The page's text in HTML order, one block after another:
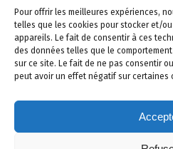
Pour offrir les meilleures expériences,
telles que les cookies pour stocker et/
appareils. Le fait de consentir à ces
des données telles que le
sur ce site. Le fait de ne pas consentir
peut avoir un effet négatif sur certaines